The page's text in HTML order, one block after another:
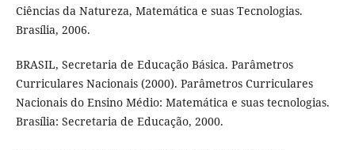
Ciências da Natureza, Matemática e suas Tecnologias.
Brasília, 2006.
BRASIL, Secretaria de Educação Básica. Parâmetros
Curriculares Nacionais (2000). Parâmetros Curriculares
Nacionais do Ensino Médio: Matemática e suas tecnologias.
Brasília: Secretaria de Educação, 2000.